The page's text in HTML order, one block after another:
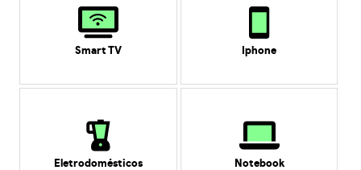
Smart TV Iphone
Eletrodomésticos Notebook